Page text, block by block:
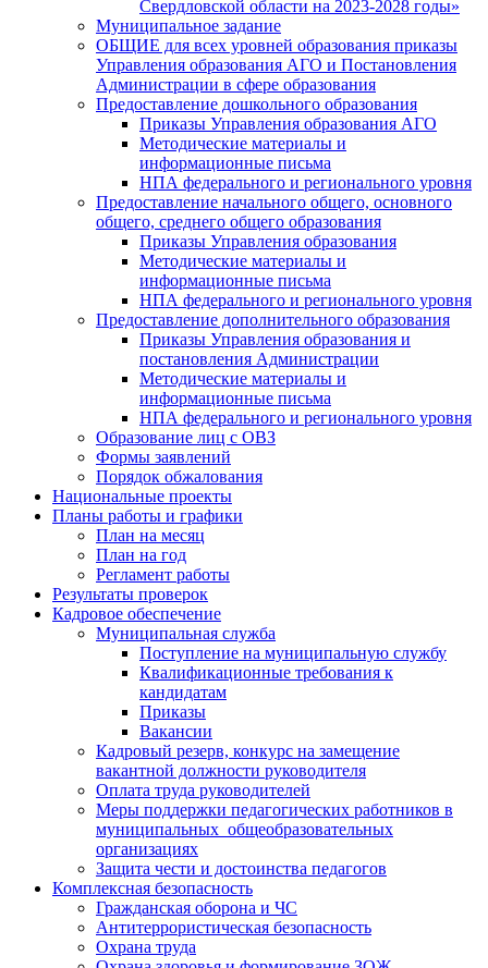
Свердловской области на 2023-2028 годы»
Муниципальное задание
ОБЩИЕ для всех уровней образования приказы
Управления образования АГО и Постановления
Администрации в сфере образования
Предоставление дошкольного образования
Приказы Управления образования АГО
Методические материалы и
информационные письма
НПА федерального и регионального уровня
Предоставление начального общего, основного
общего, среднего общего образования
Приказы Управления образования
Методические материалы и
информационные письма
НПА федерального и регионального уровня
Предоставление дополнительного образования
Приказы Управления образования и
постановления Администрации
Методические материалы и
информационные письма
НПА федерального и регионального уровня
Образование лиц с ОВЗ
Формы заявлений
Порядок обжалования
Национальные проекты
Планы работы и графики
План на месяц
План на год
Регламент работы
Результаты проверок
Кадровое обеспечение
Муниципальная служба
Поступление на муниципальную службу
Квалификационные требования к
кандидатам
Приказы
Вакансии
Кадровый резерв, конкурс на замещение
вакантной должности руководителя
Оплата труда руководителей
Меры поддержки педагогических работников в
муниципальных общеобразовательных
организациях
Защита чести и достоинства педагогов
Комплексная безопасность
Гражданская оборона и ЧС
Антитеррористическая безопасность
Охрана труда